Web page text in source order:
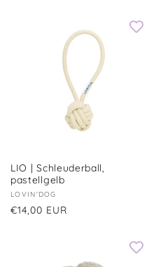
LIO | Schleuderball,
pastellgelb
Anbieter:
LOVIN'DOG
Normaler
€14,00 EUR